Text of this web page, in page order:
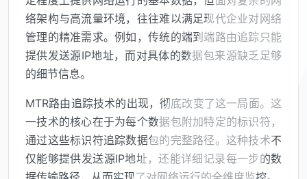
络架构与高流量环境，往往难以满足现代企业对网络
管理的精准需求。例如，传统的端到端路由追踪只能
提供发送源IP地址，而对具体的数据包来源缺乏足够
的细节信息。
MTR路由追踪技术的出现，彻底改变了这一局面。这
一技术的核心在于为每个数据包附加特定的标识符，
通过这些标识符追踪数据包的完整路径。这种技术不
仅能够提供发送源IP地址，还能详细记录每一步的数